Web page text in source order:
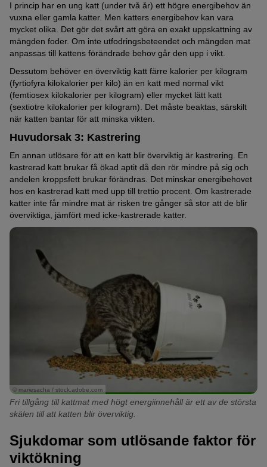
I princip har en ung katt (under två år) ett högre energibehov än
vuxna eller gamla katter. Men katters energibehov kan vara
mycket olika. Det gör det svårt att göra en exakt uppskattning av
mängden foder. Om inte utfodringsbeteendet och mängden mat
anpassas till kattens förändrade behov går den upp i vikt.
Dessutom behöver en överviktig katt färre kalorier per kilogram
(fyrtiofyra kilokalorier per kilo) än en katt med normal vikt
(femtiosex kilokalorier per kilogram) eller mycket lätt katt
(sextiotre kilokalorier per kilogram). Det måste beaktas, särskilt
när katten bantar för att minska vikten.
Huvudorsak 3: Kastrering
En annan utlösare för att en katt blir överviktig är kastrering. En
kastrerad katt brukar få ökad aptit då den rör mindre på sig och
andelen kroppsfett brukar förändras. Det minskar energibehovet
hos en kastrerad katt med upp till trettio procent. Om kastrerade
katter inte får mindre mat är risken tre gånger så stor att de blir
överviktiga, jämfört med icke-kastrerade katter.
© mariesacha / stock.adobe.com
Fri tillgång till kattmat med högt energiinnehåll är ett av de största
skälen till att katten blir överviktig.
Sjukdomar som utlösande faktor för
viktökning